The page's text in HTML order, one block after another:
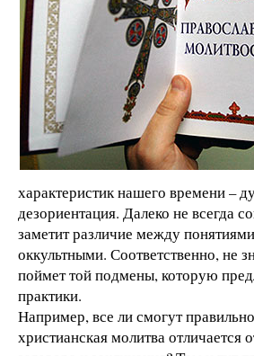
характеристик нашего времени –
дезориентация. Далеко не всегда
заметит различие между
оккультными. Соответственно, не
поймет той подмены, которую
практики.
Например, все ли смогут
христианская молитва отличается